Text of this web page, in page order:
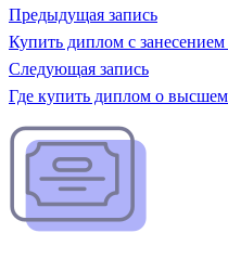
Предыдущая запись
Купить диплом с
Следующая запись
Где купить диплом о